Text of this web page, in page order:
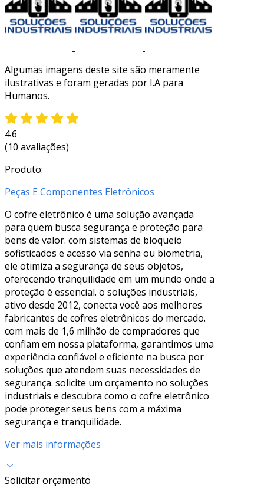
Algumas imagens deste site são meramente
ilustrativas e foram geradas por I.A para
Humanos.
4.6
(10 avaliações)
Produto:
Peças E Componentes Eletrônicos
O cofre eletrônico é uma solução avançada
para quem busca segurança e proteção para
bens de valor. com sistemas de bloqueio
sofisticados e acesso via senha ou biometria,
ele otimiza a segurança de seus objetos,
oferecendo tranquilidade em um mundo onde a
proteção é essencial. o soluções industriais,
ativo desde 2012, conecta você aos melhores
fabricantes de cofres eletrônicos do mercado.
com mais de 1,6 milhão de compradores que
confiam em nossa plataforma, garantimos uma
experiência confiável e eficiente na busca por
soluções que atendem suas necessidades de
segurança. solicite um orçamento no soluções
industriais e descubra como o cofre eletrônico
pode proteger seus bens com a máxima
segurança e tranquilidade.
Ver mais informações
Solicitar orçamento